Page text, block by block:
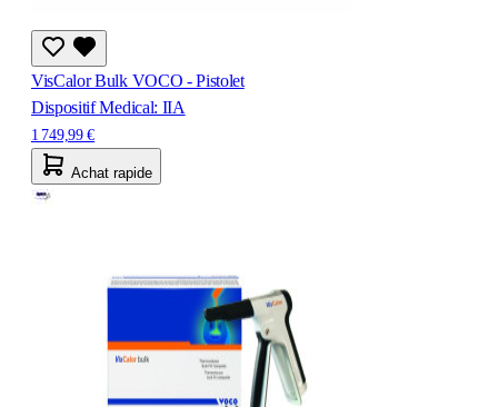
VisCalor Bulk VOCO - Pistolet
Dispositif Medical: IIA
1 749,99 €
Achat rapide